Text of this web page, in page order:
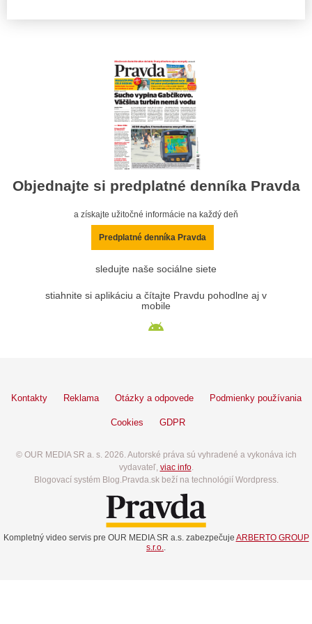
Objednajte si predplatné denníka Pravda
a získajte užitočné informácie na každý deň
Predplatné denníka Pravda
sledujte naše sociálne siete
stiahnite si aplikáciu a čítajte Pravdu pohodlne aj v
mobile
Kontakty Reklama Otázky a odpovede Podmienky používania
Cookies GDPR
© OUR MEDIA SR a. s. 2026. Autorské práva sú vyhradené a vykonáva ich
vydavateľ, viac info.
Blogovací systém Blog.Pravda.sk beží na technológií Wordpress.
Kompletný video servis pre OUR MEDIA SR a.s. zabezpečuje ARBERTO GROUP
s.r.o..